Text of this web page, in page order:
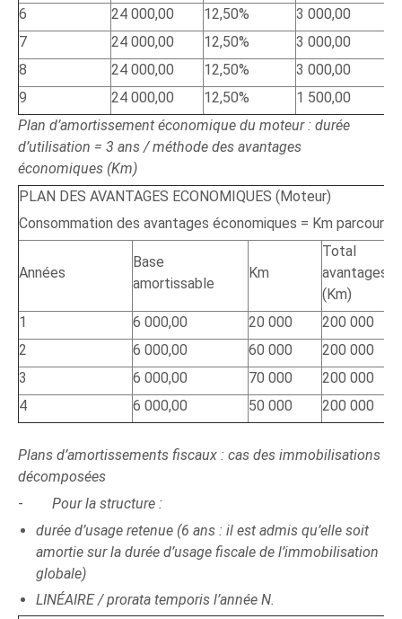
6
24 000,00 12,50%
3 000,00
7
24 000,00 12,50%
3 000,00
8
24 000,00 12,50%
3 000,00
9
24 000,00 12,50%
1 500,00
Plan d’amortissement économique du moteur : durée
d’utilisation = 3 ans / méthode des avantages
économiques (Km)
PLAN DES AVANTAGES ECONOMIQUES (Moteur)
Consommation des avantages économiques = Km parcourus
Années
Base
amortissable
Km
Total
avantages
(Km)
1
6 000,00 20 000
200 000
2
6 000,00 60 000
200 000
3
6 000,00 70 000
200 000
4
6 000,00 50 000 200 000
Plans d’amortissements fiscaux : cas des immobilisations
décomposées
-Pour la structure :
durée d’usage retenue (6 ans : il est admis qu’elle soit
amortie sur la durée d’usage fiscale de l’immobilisation
globale)
LINÉAIRE / prorata temporis l’année N.